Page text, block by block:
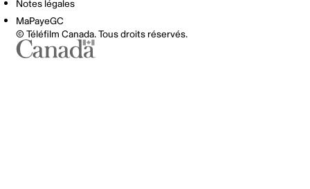
Notes légales
MaPayeGC
© Téléfilm Canada. Tous droits réservés.